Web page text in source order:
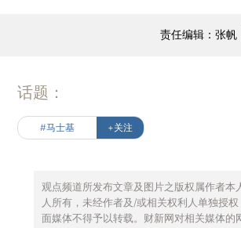
责任编辑：张帆
话题：
#马士基 +关注
观点频道所发布文章及图片之版权属作者本
人所有，未经作者及/或相关权利人单独授
面媒体不得予以转载。财新网对相关媒体的